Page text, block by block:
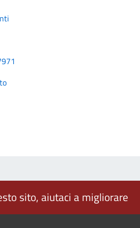
sito, aiutaci a migliorare